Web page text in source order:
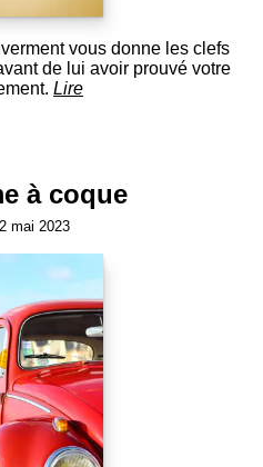
vous donne les clefs
de lui avoir prouvé votre
Lire
à coque
mai 2023